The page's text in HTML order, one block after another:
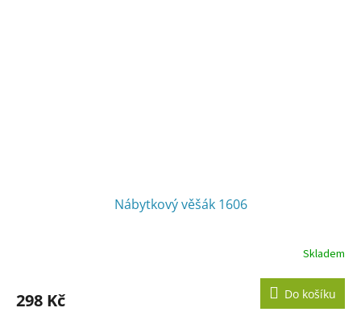
Nábytkový věšák 1606
Skladem
298 Kč Do košíku